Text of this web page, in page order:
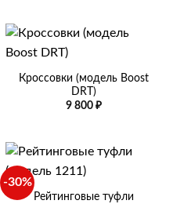
2
Кроссовки (модель Boost
DRT)
9 800 ₽
-30%
Рейтинговые туфли